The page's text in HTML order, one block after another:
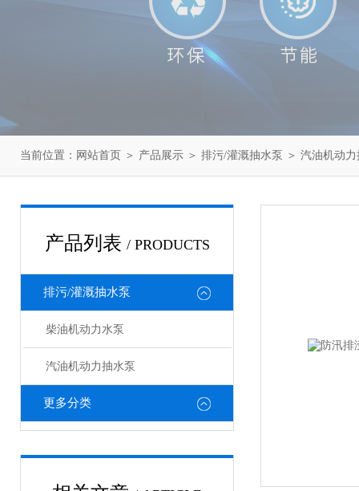
当前位置： 网站首页 ＞ 产品展示 ＞ 排污/灌溉抽水泵 ＞ 汽油机动
产品列表 / PRODUCTS
排污/灌溉抽水泵
柴油机动力水泵
汽油机动力抽水泵
更多分类